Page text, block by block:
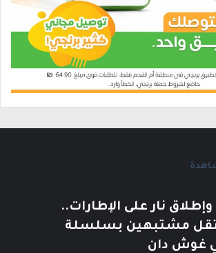
نار على الإطارات..
مشتبهين بسلسلة
غوش دان